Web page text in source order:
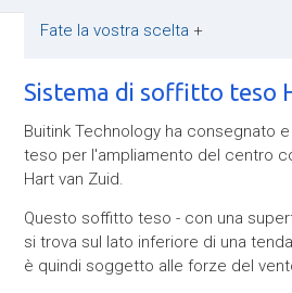
Fate la vostra scelta +
Sistema di soffitto teso
Buitink Technology ha consegnato
teso per l'ampliamento del centro
Hart van Zuid.
Questo soffitto teso - con una
si trova sul lato inferiore di una
è quindi soggetto alle forze del